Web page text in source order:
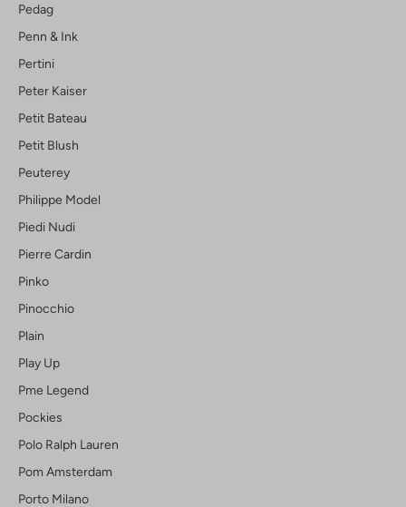
Pedag
Penn & Ink
Pertini
Peter Kaiser
Petit Bateau
Petit Blush
Peuterey
Philippe Model
Piedi Nudi
Pierre Cardin
Pinko
Pinocchio
Plain
Play Up
Pme Legend
Pockies
Polo Ralph Lauren
Pom Amsterdam
Porto Milano